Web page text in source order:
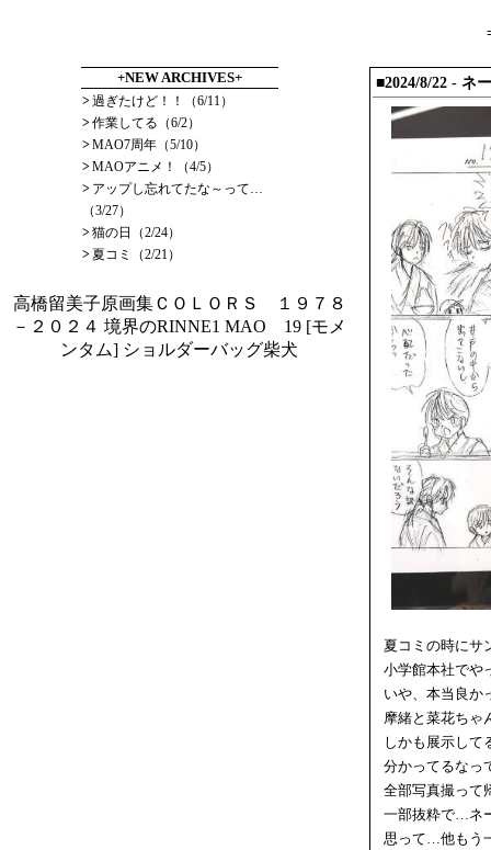
+NEW ARCHIVES+
>過ぎたけど！！（6/11）
>作業してる（6/2）
>MAO7周年（5/10）
>MAOアニメ！（4/5）
> アップし忘れてたな～って…
（3/27）
>猫の日（2/24）
>夏コミ（2/21）
高橋留美子原画集ＣＯＬＯＲＳ １９７８
－２０２４ 境界のRINNE1 MAO 19 [モメ
ンタム] ショルダーバッグ柴犬
■2024/8/22 - ネ
夏コミの時にサ
小学館本社でや
いや、本当良か
摩緒と菜花ちゃ
しかも展示して
分かってるなっ
全部写真撮って
一部抜粋で…ネ
思って…他もう